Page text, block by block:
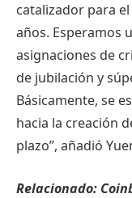
catalizador para
años. Esperamos
asignaciones de
de jubilación y
Básicamente, se
hacia la creación
plazo”, añadió
Relacionado: